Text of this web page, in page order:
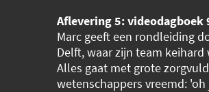
Aflevering 5: videodagboek
Marc geeft een rondleiding
Delft, waar zijn team
Alles gaat met grote
wetenschappers vreemd: 'oh